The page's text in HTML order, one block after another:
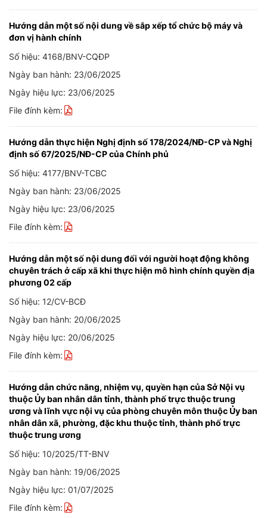
Hướng dẫn một số nội dung về sắp xếp tổ chức bộ máy và
đơn vị hành chính
Số hiệu: 4168/BNV-CQĐP
Ngày ban hành: 23/06/2025
Ngày hiệu lực: 23/06/2025
File đính kèm:
Hướng dẫn thực hiện Nghị định số 178/2024/NĐ-CP và Nghị
định số 67/2025/NĐ-CP của Chính phủ
Số hiệu: 4177/BNV-TCBC
Ngày ban hành: 23/06/2025
Ngày hiệu lực: 23/06/2025
File đính kèm:
Hướng dẫn một số nội dung đối với người hoạt động không
chuyên trách ở cấp xã khi thực hiện mô hình chính quyền địa
phương 02 cấp
Số hiệu: 12/CV-BCĐ
Ngày ban hành: 20/06/2025
Ngày hiệu lực: 20/06/2025
File đính kèm:
Hướng dẫn chức năng, nhiệm vụ, quyền hạn của Sở Nội vụ
thuộc Ủy ban nhân dân tỉnh, thành phố trực thuộc trung
ương và lĩnh vực nội vụ của phòng chuyên môn thuộc Ủy ban
nhân dân xã, phường, đặc khu thuộc tỉnh, thành phố trực
thuộc trung ương
Số hiệu: 10/2025/TT-BNV
Ngày ban hành: 19/06/2025
Ngày hiệu lực: 01/07/2025
File đính kèm: